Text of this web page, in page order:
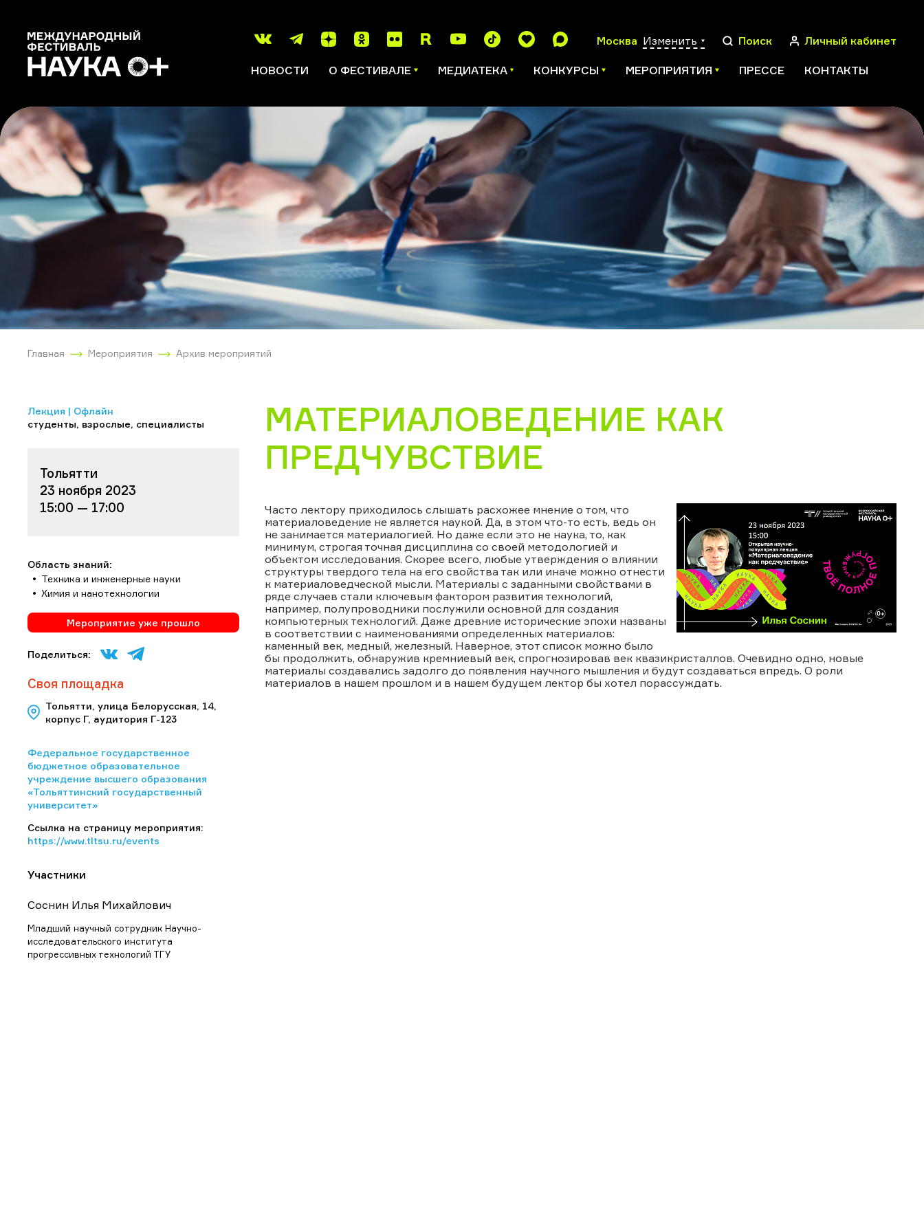
Москва Изменить Поиск Личный кабинет
НОВОСТИ О ФЕСТИВАЛЕ МЕДИАТЕКА КОНКУРСЫ МЕРОПРИЯТИЯ ПРЕССЕ КОНТАКТЫ
Главная Мероприятия Архив мероприятий
Лекция | Офлайн
студенты, взрослые, специалисты
Тольятти
23 ноября 2023
15:00 — 17:00
Область знаний:
Техника и инженерные науки
Химия и нанотехнологии
Мероприятие уже прошло
Поделиться:
Своя площадка
Тольятти, улица Белорусская, 14,
корпус Г, аудитория Г-123
Федеральное государственное
бюджетное образовательное
учреждение высшего образования
«Тольяттинский государственный
университет»
Ссылка на страницу мероприятия:
https://www.tltsu.ru/events
Участники
Соснин Илья Михайлович
Младший научный сотрудник Научно-
исследовательского института
прогрессивных технологий ТГУ
МАТЕРИАЛОВЕДЕНИЕ КАК
ПРЕДЧУВСТВИЕ
Часто лектору приходилось слышать расхожее мнение о том, что
материаловедение не является наукой. Да, в этом что-то есть, ведь он
не занимается материалогией. Но даже если это не наука, то, как
минимум, строгая точная дисциплина со своей методологией и
объектом исследования. Скорее всего, любые утверждения о влиянии
структуры твердого тела на его свойства так или иначе можно отнести
к материаловедческой мысли. Материалы с заданными свойствами в
ряде случаев стали ключевым фактором развития технологий,
например, полупроводники послужили основной для создания
компьютерных технологий. Даже древние исторические эпохи названы
в соответствии с наименованиями определенных материалов:
каменный век, медный, железный. Наверное, этот список можно было
бы продолжить, обнаружив кремниевый век, спрогнозировав век квазикристаллов. Очевидно одно, новые
материалы создавались задолго до появления научного мышления и будут создаваться впредь. О роли
материалов в нашем прошлом и в нашем будущем лектор бы хотел порассуждать.